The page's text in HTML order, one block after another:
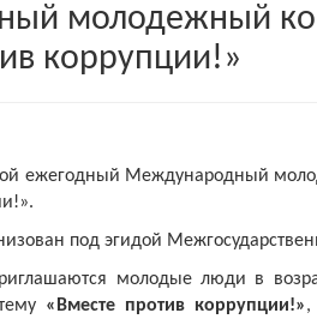
молодежный
коррупции!»
ежегодный Международный
под эгидой
молодые люди в
«Вместе против коррупции!»,